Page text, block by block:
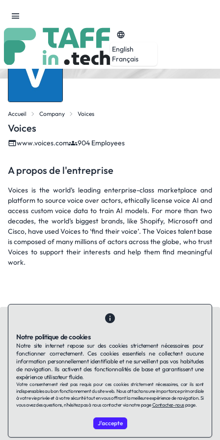
English
Français
Accueil Company Voices
Voices
www.voices.com 904 Employees
A propos de l'entreprise
Voices is the world’s leading enterprise-class marketplace and
platform to source voice over actors, ethically license voice AI and
access custom voice data to train AI models. For more than two
decades, the world’s biggest brands, like Shopify, Microsoft and
Cisco, have used Voices to ‘find their voice’. The Voices talent base
is composed of many millions of actors across the globe, who trust
Voices to support their interests and help them find meaningful
work.
Contactez-nousQui sommes-nous ?Ils utilisent Taffin.tech
Politique de confidentialitéConditions générales
Politique de cookies
LinkedIn
© 2026 TAFFin.Tech. Tous droits réservés.
Notre politique de cookies
Notre site internet repose sur des cookies strictement nécessaires pour
fonctionner correctement. Ces cookies essentiels ne collectent aucune
information personnellement identifiable et ne surveillent pas vos habitudes
de navigation. Ils activent des fonctionnalités de base et garantissent une
expérience utilisateur fluide.
Votre consentement n'est pas requis pour ces cookies strictement nécessaires, car ils sont
indispensables au bon fonctionnement du site web. Nous attachons une importance primordiale
à votre vie privée et à votre sécurité tout en vous offrant la meilleure expérience de navigation. Si
vous avez des questions, n'hésitez pas à nous contacter via notre pageContactez-nouspage.
J'accepte